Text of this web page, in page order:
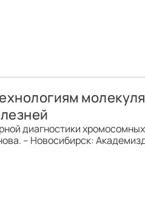
диагностики
– Новосибирск: